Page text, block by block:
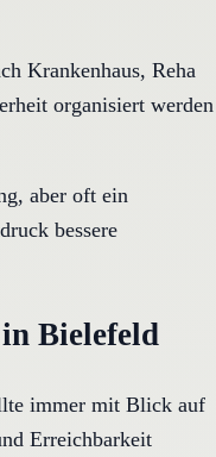
Krankenhaus, Reha
organisiert werden
aber oft ein
bessere
Bielefeld
immer mit Blick auf
Erreichbarkeit